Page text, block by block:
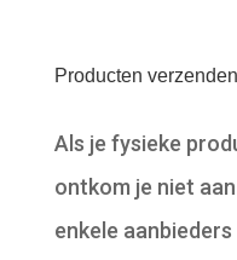
Producten verzenden
Als je fysieke
ontkom je niet
enkele